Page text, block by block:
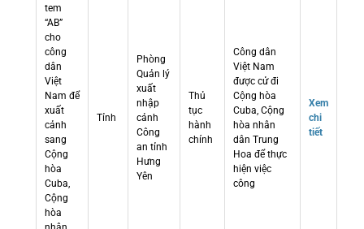
tem
“AB”
cho
công
dân
Việt
Nam để
xuất
cảnh
sang
Cộng
hòa
Cuba,
Cộng
hòa
Tỉnh
Phòng
Quản lý
xuất
nhập
cảnh
Công
an tỉnh
Hưng
Yên
Thủ
tục
hành
chính
Công dân
Việt Nam
được cử đi
Cộng hòa
Cuba, Cộng
hòa nhân
dân Trung
Hoa để thực
hiện việc
công
Xem
chi
tiết